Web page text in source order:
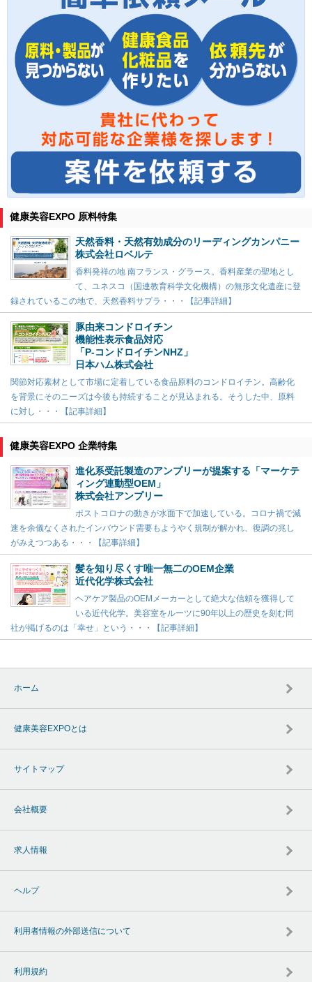
健康美容EXPO 原料特集
天然香料・天然有効成分のリーディングカンパニー
株式会社ロベルテ
香料発祥の地 南フランス・グラース。香料産業の聖地とし
て、ユネスコ（国連教育科学文化機構）の無形文化遺産に登
録されているこの地で、天然香料サプラ・・・【記事詳細】
豚由来コンドロイチン
機能性表示食品対応
「P-コンドロイチンNHZ」
日本ハム株式会社
関節対応素材として市場に定着している食品原料のコンドロイチン。高齢化
を背景にそのニーズは今後も持続することが見込まれる。そうした中、原料
に対し・・・【記事詳細】
健康美容EXPO 企業特集
進化系受託製造のアンプリーが提案する「マーケテ
ィング連動型OEM」
株式会社アンプリー
ポストコロナの動きが水面下で加速している。コロナ禍で減
速を余儀なくされたインバウンド需要もようやく規制が解かれ、復調の兆し
がみえつつある・・・【記事詳細】
髪を知り尽くす唯一無二のOEM企業
近代化学株式会社
ヘアケア製品のOEMメーカーとして絶大な信頼を獲得して
いる近代化学。美容室をルーツに90年以上の歴史を刻む同
社が掲げるのは「幸せ」という・・・【記事詳細】
ホーム
健康美容EXPOとは
サイトマップ
会社概要
求人情報
ヘルプ
利用者情報の外部送信について
利用規約